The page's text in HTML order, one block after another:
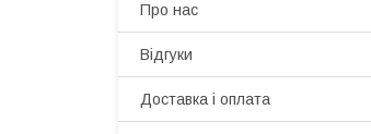
Про нас
Відгуки
Доставка і оплата